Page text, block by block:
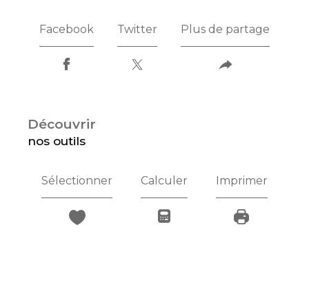
Facebook Twitter Plus de partage
découvrir
nos outils
Sélectionner Calculer Imprimer